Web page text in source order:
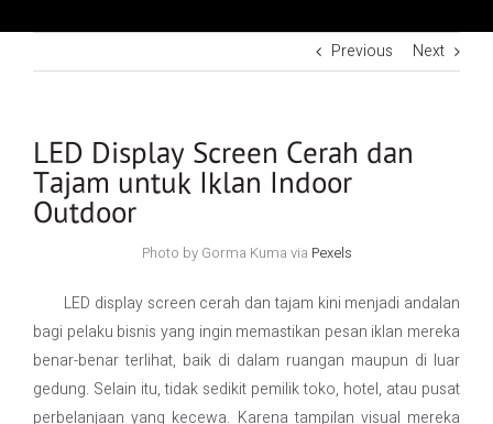
Home
Contact Us
Previous Next
LED Display Screen Cerah dan
Tajam untuk Iklan Indoor
Outdoor
Photo by Gorma Kuma via Pexels
LED display screen cerah dan tajam kini menjadi andalan
bagi pelaku bisnis yang ingin memastikan pesan iklan mereka
benar-benar terlihat, baik di dalam ruangan maupun di luar
gedung. Selain itu, tidak sedikit pemilik toko, hotel, atau pusat
perbelanjaan yang kecewa. Karena tampilan visual mereka